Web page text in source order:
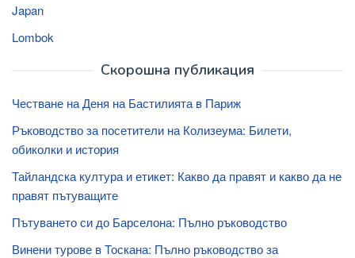
Japan
Lombok
Скорошна публикация
Честване на Деня на Бастилията в Париж
Ръководство за посетители на Колизеума: Билети,
обиколки и история
Тайландска култура и етикет: Какво да правят и какво да не
правят пътуващите
Пътуването си до Барселона: Пълно ръководство
Винени турове в Тоскана: Пълно ръководство за